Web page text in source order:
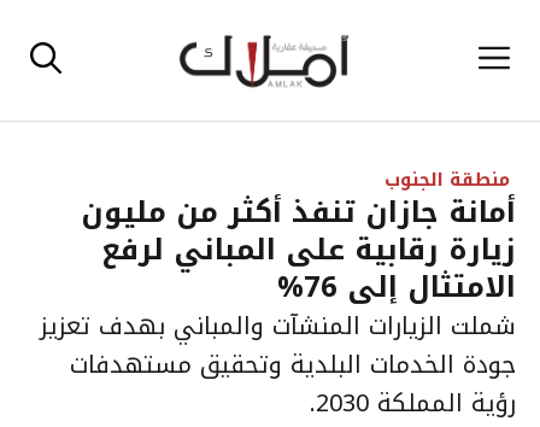
إلى القائمة
منطقة الجنوب
أمانة جازان تنفذ أكثر من مليون
زيارة رقابية على المباني لرفع
الامتثال إلى 76%
شملت الزيارات المنشآت والمباني بهدف تعزيز
جودة الخدمات البلدية وتحقيق مستهدفات
رؤية المملكة 2030.